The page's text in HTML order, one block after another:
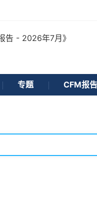
专题 CFM报告